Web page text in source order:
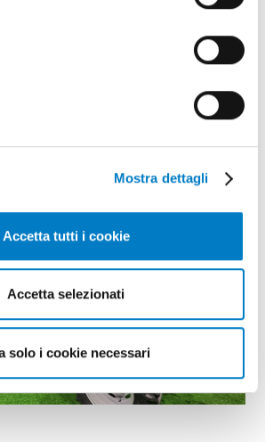
Mostra dettagli
Accetta tutti i cookie
Accetta selezionati
solo i cookie necessari
il lavoro sui terreni in